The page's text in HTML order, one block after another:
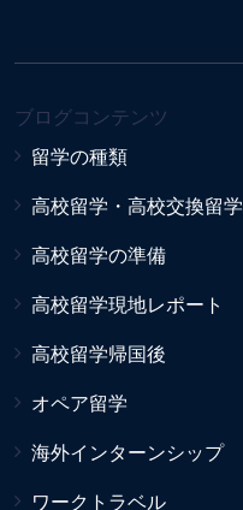
ブログコンテンツ
留学の種類
高校留学・高校交換留学
高校留学の準備
高校留学現地レポート
高校留学帰国後
オペア留学
海外インターンシップ
ワークトラベル